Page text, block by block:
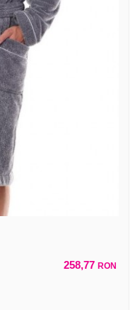
258,77 RON